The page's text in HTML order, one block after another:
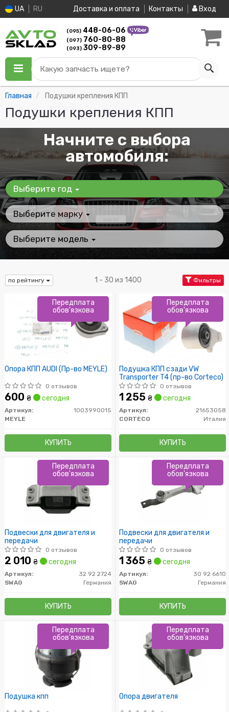
UA RU Доставка и оплата Контакты Вход
(095) 448-06-06
(097) 760-80-88
(093) 309-89-89
Какую запчасть ищете?
Главная Подушки крепления КПП
Подушки крепления КПП
Начните с выбора
автомобиля:
Выберите год
Выберите марку
Выберите модель
по рейтингу 1 - 30 из 1400 Фильтры
Опора КПП AUDI (Пр-во MEYLE)
0 отзывов
600 ₴ сегодня
Артикул:
1003990015
MEYLE
КУПИТЬ
Передплата
обов'язкова
Подушка КПП сзади VW
Transporter T4 (пр-во Corteco)
0 отзывов
1 255 ₴ сегодня
Артикул:
21653058
CORTECO
Италия
КУПИТЬ
Передплата
обов'язкова
Подвески для двигателя и
передачи
0 отзывов
2 010 ₴ сегодня
Артикул:
32 92 2724
SWAG
Германия
КУПИТЬ
Передплата
обов'язкова
Подвески для двигателя и
передачи
0 отзывов
1 365 ₴ сегодня
Артикул:
30 92 6610
SWAG
Германия
КУПИТЬ
Передплата
обов'язкова
Подушкa кпп
Передплата
обов'язкова
Опора двигателя
Передплата
обов'язкова